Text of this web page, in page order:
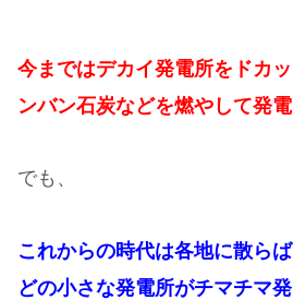
今まではデカイ発電所をドカ
ンバン石炭などを燃やして発電
でも、
これからの時代は各地に散ら
どの小さな発電所がチマチマ